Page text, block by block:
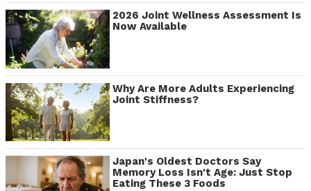
2026 Joint Wellness Assessment Is
Now Available
Why Are More Adults Experiencing
Joint Stiffness?
Japan's Oldest Doctors Say
Memory Loss Isn't Age: Just Stop
Eating These 3 Foods